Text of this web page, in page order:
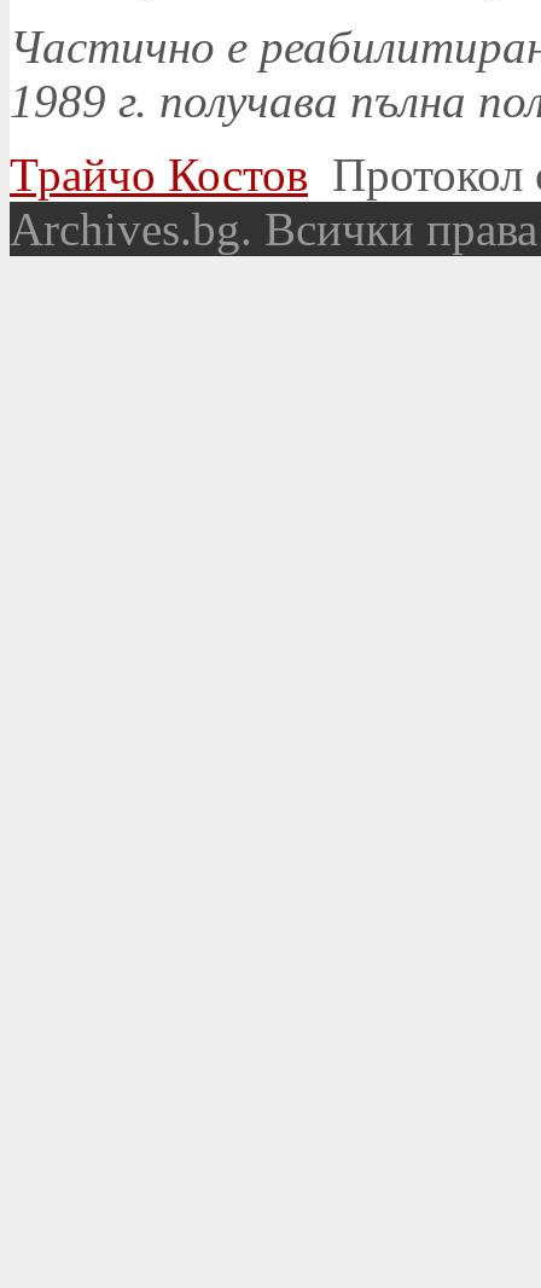
Частично е
1989 г. получава пълна
Трайчо Костов Протокол
Аrchives.bg. Всички права